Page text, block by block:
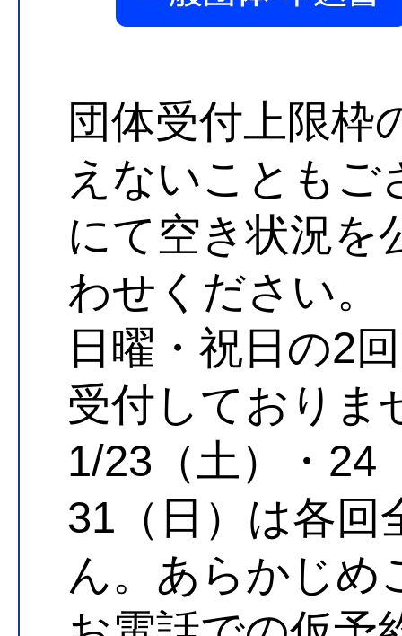
団体受付上限枠
えないこともご
にて空き状況を
わせください。
日曜・祝日の2
受付しておりま
1/23（土）・24
31（日）は各回
ん。あらかじめ